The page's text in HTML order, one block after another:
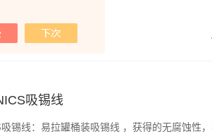
吸锡线
锡线：易拉罐桶装吸锡线 ，获得的无腐蚀性，不